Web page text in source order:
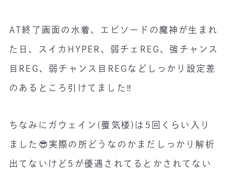
AT終了画面の水着、エピソードの魔神が生まれ
た日、スイカHYPER、弱チェREG、強チャンス
目REG、弱チャンス目REGなどしっかり設定差
のあるところ引けてました‼️
ちなみにガウェイン(蜃気楼)は5回くらい入り
ました😎実際の所どうなのかまだしっかり解析
出てないけど5が優遇されてるとかされてない